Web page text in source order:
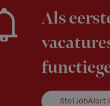
Als
Stel JobAlert